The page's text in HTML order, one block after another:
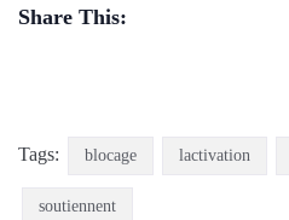
Share This:
Tags: blocage lactivation
soutiennent